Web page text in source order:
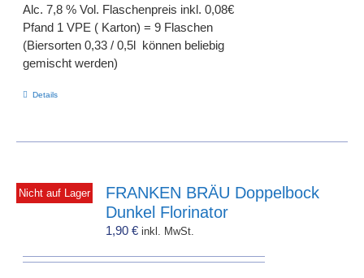
Alc. 7,8 % Vol. Flaschenpreis inkl. 0,08€
Pfand 1 VPE ( Karton) = 9 Flaschen
(Biersorten 0,33 / 0,5l können beliebig
gemischt werden)
Details
Nicht auf Lager
FRANKEN BRÄU Doppelbock
Dunkel Florinator
1,90€ inkl. MwSt.